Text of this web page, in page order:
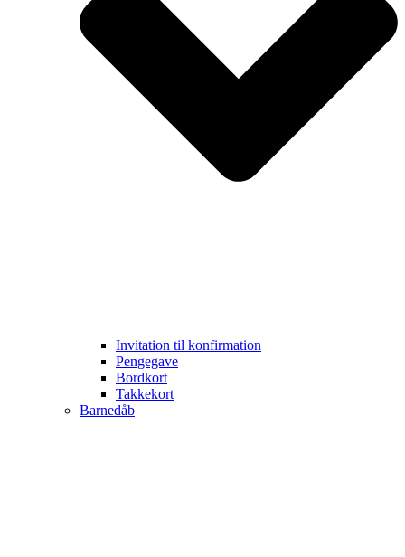
Invitation til konfirmation
Pengegave
Bordkort
Takkekort
Barnedåb